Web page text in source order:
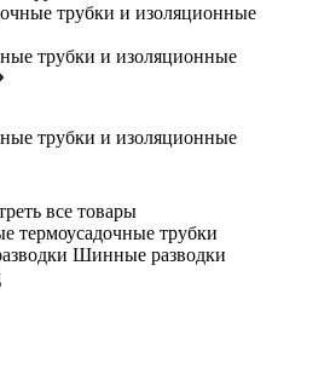
трубки и изоляционные
трубки и изоляционные
все товары
термоусадочные трубки
Шинные разводки